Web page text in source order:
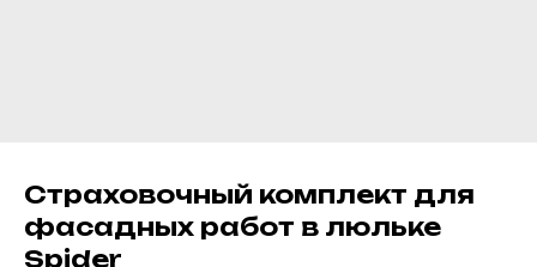
Страховочный комплект для
фасадных работ в люльке
Spider